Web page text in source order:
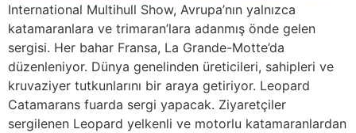
International Multihull Show, Avrupa’nın yalnızca
katamaranlara ve trimaran’lara adanmış önde gelen
sergisi. Her bahar Fransa, La Grande-Motte’da
düzenleniyor. Dünya genelinden üreticileri, sahipleri ve
kruvaziyer tutkunlarını bir araya getiriyor. Leopard
Catamarans fuarda sergi yapacak. Ziyaretçiler
sergilenen Leopard yelkenli ve motorlu katamaranlardan